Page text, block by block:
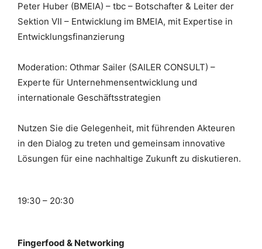
Peter Huber (BMEIA) – tbc – Botschafter & Leiter der
Sektion VII – Entwicklung im BMEIA, mit Expertise in
Entwicklungsfinanzierung
Moderation: Othmar Sailer (SAILER CONSULT) –
Experte für Unternehmensentwicklung und
internationale Geschäftsstrategien
Nutzen Sie die Gelegenheit, mit führenden Akteuren
in den Dialog zu treten und gemeinsam innovative
Lösungen für eine nachhaltige Zukunft zu diskutieren.
19:30 – 20:30
Fingerfood & Networking